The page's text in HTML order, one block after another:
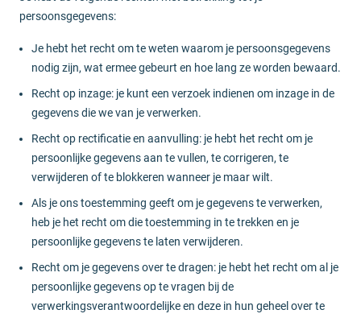
persoonsgegevens:
Je hebt het recht om te weten waarom je persoonsgegevens
nodig zijn, wat ermee gebeurt en hoe lang ze worden bewaard.
Recht op inzage: je kunt een verzoek indienen om inzage in de
gegevens die we van je verwerken.
Recht op rectificatie en aanvulling: je hebt het recht om je
persoonlijke gegevens aan te vullen, te corrigeren, te
verwijderen of te blokkeren wanneer je maar wilt.
Als je ons toestemming geeft om je gegevens te verwerken,
heb je het recht om die toestemming in te trekken en je
persoonlijke gegevens te laten verwijderen.
Recht om je gegevens over te dragen: je hebt het recht om al je
persoonlijke gegevens op te vragen bij de
verwerkingsverantwoordelijke en deze in hun geheel over te